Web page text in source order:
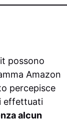
possono
Amazon
percepisce
effettuati
alcun